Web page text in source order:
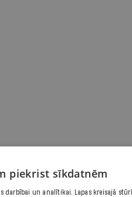
piekrist sīkdatnēm
darbībai un analītikai. Lapas kreisajā